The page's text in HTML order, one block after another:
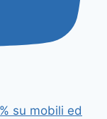
su mobili ed